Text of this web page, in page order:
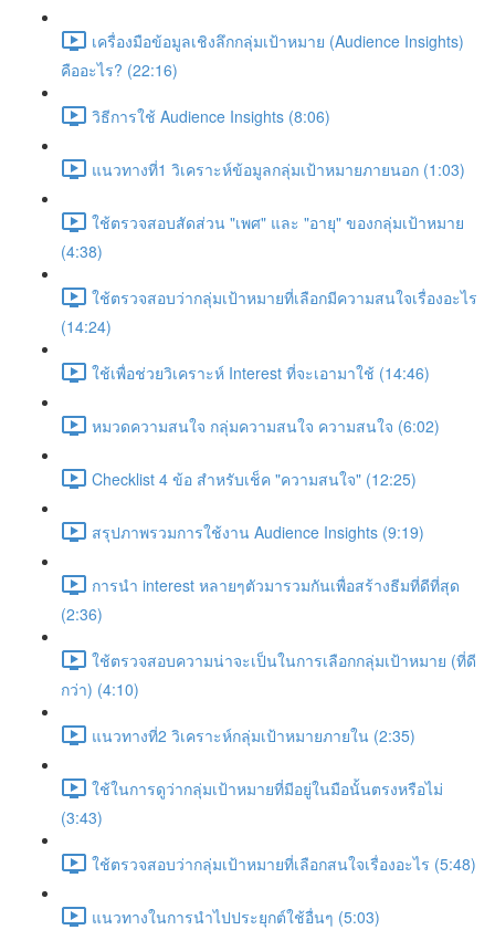
เครื่องมือข้อมูลเชิงลึกกลุ่มเป้าหมาย (Audience Insights)
คืออะไร? (22:16)
วิธีการใช้ Audience Insights (8:06)
แนวทางที่1 วิเคราะห์ข้อมูลกลุ่มเป้าหมายภายนอก (1:03)
ใช้ตรวจสอบสัดส่วน "เพศ" และ "อายุ" ของกลุ่มเป้าหมาย
(4:38)
ใช้ตรวจสอบว่ากลุ่มเป้าหมายที่เลือกมีความสนใจเรื่องอะไร
(14:24)
ใช้เพื่อช่วยวิเคราะห์ Interest ที่จะเอามาใช้ (14:46)
หมวดความสนใจ กลุ่มความสนใจ ความสนใจ (6:02)
Checklist 4 ข้อ สำหรับเช็ค "ความสนใจ" (12:25)
สรุปภาพรวมการใช้งาน Audience Insights (9:19)
การนำ interest หลายๆตัวมารวมกันเพื่อสร้างธีมที่ดีที่สุด
(2:36)
ใช้ตรวจสอบความน่าจะเป็นในการเลือกกลุ่มเป้าหมาย (ที่ดี
กว่า) (4:10)
แนวทางที่2 วิเคราะห์กลุ่มเป้าหมายภายใน (2:35)
ใช้ในการดูว่ากลุ่มเป้าหมายที่มีอยู่ในมือนั้นตรงหรือไม่
(3:43)
ใช้ตรวจสอบว่ากลุ่มเป้าหมายที่เลือกสนใจเรื่องอะไร (5:48)
แนวทางในการนำไปประยุกต์ใช้อื่นๆ (5:03)